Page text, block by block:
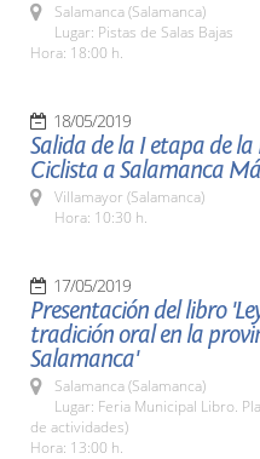
Salamanca (Salamanca)
Lugar: Pistas de Salas Bajas
Hora: 18:00 h.
18/05/2019
Salida de la I etapa de la
Ciclista a Salamanca
Villamayor (Salamanca)
Hora: 10:30 h.
17/05/2019
Presentación del libro
tradición oral en la
Salamanca'
Salamanca (Salamanca)
Lugar: Feria Municipal Libro.
de actividades)
Hora: 13:00 h.